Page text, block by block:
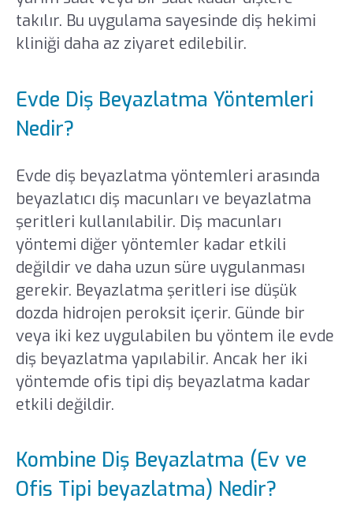
takılır. Bu uygulama sayesinde diş hekimi
kliniği daha az ziyaret edilebilir.
Evde Diş Beyazlatma Yöntemleri
Nedir?
Evde diş beyazlatma yöntemleri arasında
beyazlatıcı diş macunları ve beyazlatma
şeritleri kullanılabilir. Diş macunları
yöntemi diğer yöntemler kadar etkili
değildir ve daha uzun süre uygulanması
gerekir. Beyazlatma şeritleri ise düşük
dozda hidrojen peroksit içerir. Günde bir
veya iki kez uygulabilen bu yöntem ile evde
diş beyazlatma yapılabilir. Ancak her iki
yöntemde ofis tipi diş beyazlatma kadar
etkili değildir.
Kombine Diş Beyazlatma (Ev ve
Ofis Tipi beyazlatma) Nedir?